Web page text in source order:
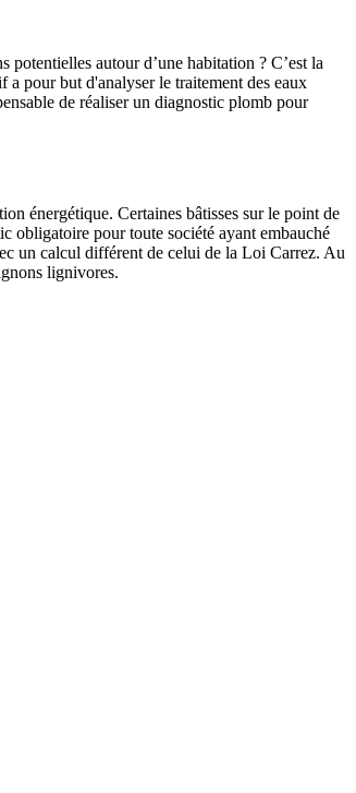
autour d’une habitation ? C’est la
a pour but d'analyser le traitement des eaux
de réaliser un diagnostic plomb pour
énergétique. Certaines bâtisses sur le point de
obligatoire pour toute société ayant embauché
un calcul différent de celui de la Loi Carrez. Au
lignivores.